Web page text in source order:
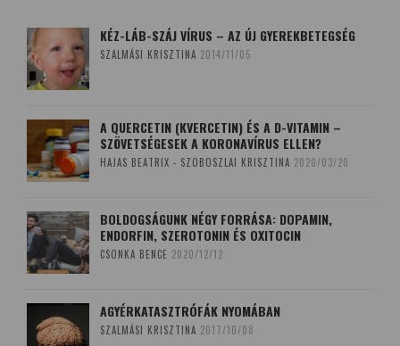
KÉZ-LÁB-SZÁJ VÍRUS – AZ ÚJ GYEREKBETEGSÉG
SZALMÁSI KRISZTINA 2014/11/05
A QUERCETIN (KVERCETIN) ÉS A D-VITAMIN –
SZÖVETSÉGESEK A KORONAVÍRUS ELLEN?
HAJAS BEATRIX - SZOBOSZLAI KRISZTINA 2020/03/20
BOLDOGSÁGUNK NÉGY FORRÁSA: DOPAMIN,
ENDORFIN, SZEROTONIN ÉS OXITOCIN
CSONKA BENCE 2020/12/12
AGYÉRKATASZTRÓFÁK NYOMÁBAN
SZALMÁSI KRISZTINA 2017/10/08